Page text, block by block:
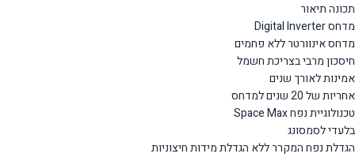
תכונה תיאור
מדחס Digital Inverter
מדחס אינוורטר ללא פחמים
חיסכון מרבי בצריכת חשמל
אמינות לאורך שנים
אחריות של 20 שנים למדחס
טכנולוגיית נפח Space Max
בלעדי לסמסונג
הגדלת נפח המקרר ללא הגדלת מידות חיצוניות